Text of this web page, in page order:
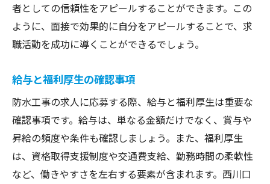
者としての信頼性をアピールすることができます。この
ように、面接で効果的に自分をアピールすることで、求
職活動を成功に導くことができるでしょう。
給与と福利厚生の確認事項
防水工事の求人に応募する際、給与と福利厚生は重要な
確認事項です。給与は、単なる金額だけでなく、賞与や
昇給の頻度や条件も確認しましょう。また、福利厚生
は、資格取得支援制度や交通費支給、勤務時間の柔軟性
など、働きやすさを左右する要素が含まれます。西川口